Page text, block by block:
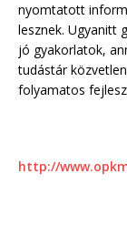
nyomtatott
lesznek. Ugyanitt
jó gyakorlatok,
tudástár
folyamatos
http://